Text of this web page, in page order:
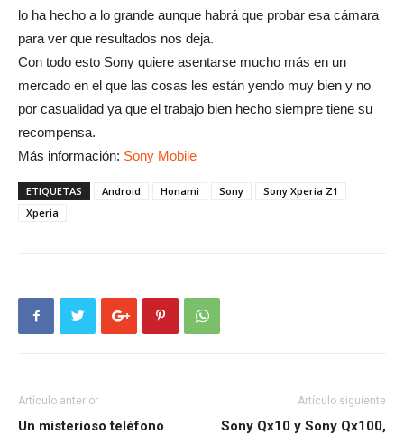
lo ha hecho a lo grande aunque habrá que probar esa cámara
para ver que resultados nos deja.
Con todo esto Sony quiere asentarse mucho más en un
mercado en el que las cosas les están yendo muy bien y no
por casualidad ya que el trabajo bien hecho siempre tiene su
recompensa.
Más información: Sony Mobile
ETIQUETAS Android Honami Sony
Sony Xperia Z1
Xperia
Artículo anterior
Un misterioso teléfono
Artículo siguiente
Sony Qx10 y Sony Qx100,